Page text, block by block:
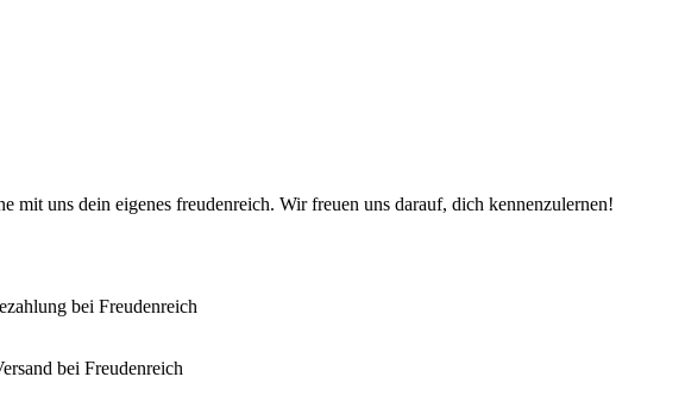
mit uns dein eigenes freudenreich. Wir freuen uns darauf, dich kennenzulernen!